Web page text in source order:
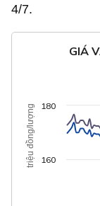
4/7.
triệu đồng/lượng
GIÁ
160
180